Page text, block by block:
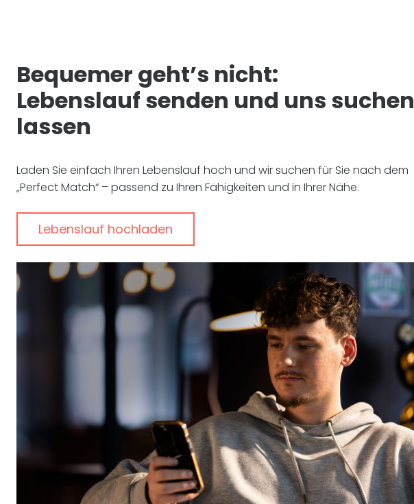
Bequemer geht’s nicht:
Lebenslauf senden und uns suchen
lassen
Laden Sie einfach Ihren Lebenslauf hoch und wir suchen für Sie nach dem
„Perfect Match“ – passend zu Ihren Fähigkeiten und in Ihrer Nähe.
Lebenslauf hochladen